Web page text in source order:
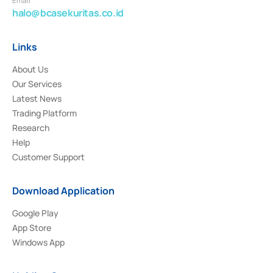
halo@bcasekuritas.co.id
Links
About Us
Our Services
Latest News
Trading Platform
Research
Help
Customer Support
Download Application
Google Play
App Store
Windows App